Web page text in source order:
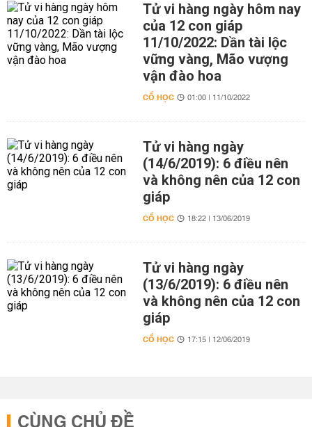
Tử vi hàng ngày hôm nay
của 12 con giáp
11/10/2022: Dần tài lộc
vững vàng, Mão vượng
vận đào hoa
CỔ HỌC 01:00 | 11/10/2022
Tử vi hàng ngày
(14/6/2019): 6 điều nên
và không nên của 12 con
giáp
CỔ HỌC 18:22 | 13/06/2019
Tử vi hàng ngày
(13/6/2019): 6 điều nên
và không nên của 12 con
giáp
CỔ HỌC 17:15 | 12/06/2019